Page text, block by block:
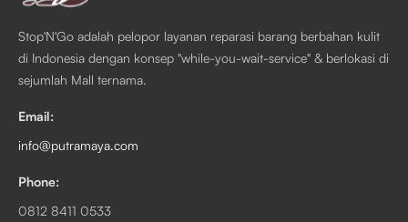
Stop'N'Go adalah pelopor layanan reparasi barang berbahan kulit
di Indonesia dengan konsep "while-you-wait-service" & berlokasi di
sejumlah Mall ternama.
Email:
info@putramaya.com
Phone:
0812 8411 0533